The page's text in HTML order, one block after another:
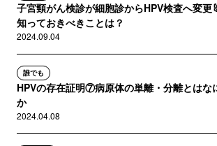
子宮頸がん検診が細胞診からHPV検査へ変更
知っておきべきことは？
2024.09.04
誰でも
HPVの存在証明⑦病原体の単離・分離とはな
か
2024.04.08